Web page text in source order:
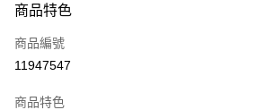
【大哥付你分期使用說明】
2.付款方式選擇「大哥付你分期」，訂單成立後會
流程，驗證手機門號後，選擇欲分期的期數、繳款
3.實際核准額度、可分期數及費用金額請依後續交
運送方式
全家取貨付款
商品特色
商品編號
11947547
商品特色